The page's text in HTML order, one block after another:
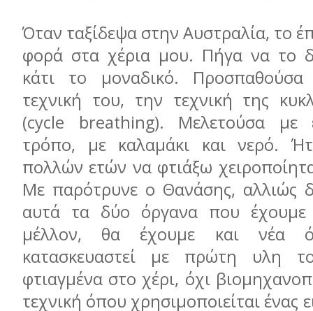
Όταν ταξίδεψα στην Αυστραλία, το
φορά στα χέρια μου. Πήγα να το
κάτι το μοναδικό.
τεχνική του, την τεχνική της
(cycle breathing). Μελετούσα με
τρόπο, με καλαμάκι και νερό.
πολλών ετών να φτιάξω
Με παρότρυνε ο Θανάσης, αλλιώς
αυτά τα δύο όργανα που
μέλλον, θα έχουμε και νέα
κατασκευαστεί με πρώτη υλη
φτιαγμένα στο χέρι, όχι
τεχνική όπου χρησιμοποιείται ένας